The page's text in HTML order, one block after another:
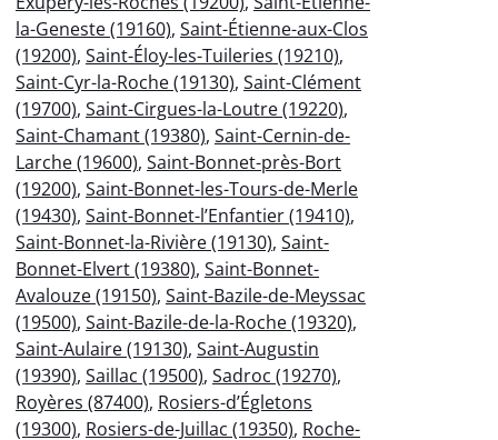
la-Geneste (19160), Saint-Étienne-aux-Clos
(19200), Saint-Éloy-les-Tuileries (19210),
Saint-Cyr-la-Roche (19130), Saint-Clément
(19700), Saint-Cirgues-la-Loutre (19220),
Saint-Chamant (19380), Saint-Cernin-de-
Larche (19600), Saint-Bonnet-près-Bort
(19200), Saint-Bonnet-les-Tours-de-Merle
(19430), Saint-Bonnet-l’Enfantier (19410),
Saint-Bonnet-la-Rivière (19130), Saint-
Bonnet-Elvert (19380), Saint-Bonnet-
Avalouze (19150), Saint-Bazile-de-Meyssac
(19500), Saint-Bazile-de-la-Roche (19320),
Saint-Aulaire (19130), Saint-Augustin
(19390), Saillac (19500), Sadroc (19270),
Royères (87400), Rosiers-d’Égletons
(19300), Rosiers-de-Juillac (19350), Roche-